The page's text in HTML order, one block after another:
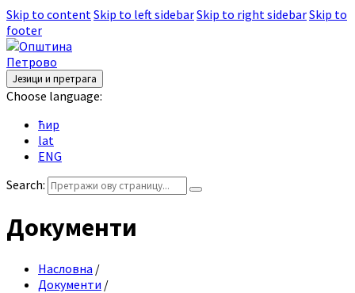
Skip to contentSkip to left sidebarSkip to right sidebarSkip to
footer
Језици и претрага
Choose language:
ћир
lat
ENG
Search:
Документи
Насловна /
Документи /